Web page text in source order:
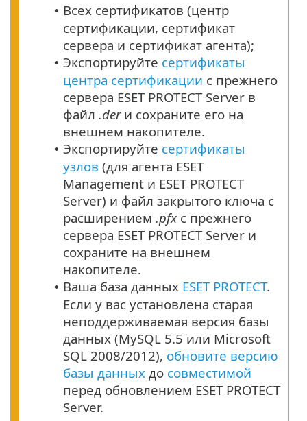
• Всех сертификатов (центр
сертификации, сертификат
сервера и сертификат агента);
• Экспортируйте сертификаты
центра сертификации с прежнего
сервера ESET PROTECT Server в
файл .derи сохраните его на
внешнем накопителе.
• Экспортируйте сертификаты
узлов (для агента ESET
Management и ESET PROTECT
Server) и файл закрытого ключа с
расширением .pfxс прежнего
сервера ESET PROTECT Server и
сохраните на внешнем
накопителе.
• Ваша база данных ESET PROTECT.
Если у вас установлена старая
неподдерживаемая версия базы
данных (MySQL 5.5 или Microsoft
SQL 2008/2012), обновите версию
базы данных до совместимой
перед обновлением ESET PROTECT
Server.